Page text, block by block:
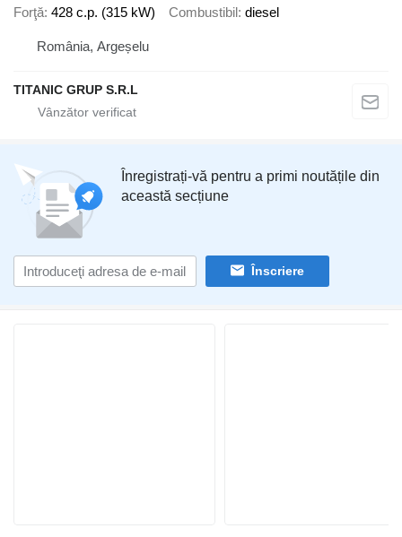
Forţă 428 c.p. (315 kW) Combustibil diesel
România, Argeșelu
TITANIC GRUP S.R.L
Înregistrați-vă pentru a primi noutățile din
această secțiune
Înscriere